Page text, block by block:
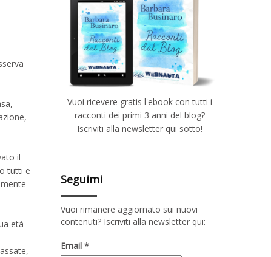
il
tutti e
età
Vuoi ricevere gratis l'ebook con tutti i
racconti dei primi 3 anni del blog?
Iscriviti alla newsletter qui sotto!
Seguimi
Vuoi rimanere aggiornato sui nuovi
contenuti? Iscriviti alla newsletter qui:
Email *